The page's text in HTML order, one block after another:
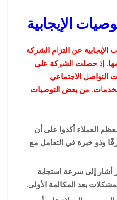
الإيجابية
الإيجابية عن التزام الشركة
إذ حصلت الشركة على
التواصل الاجتماعي
الخدمات. من بعض التوصيات
العملاء أكدوا على أن
وذو خبرة في التعامل مع
أشار إلى سرعة استجابة
بعد المكالمة الأولى.